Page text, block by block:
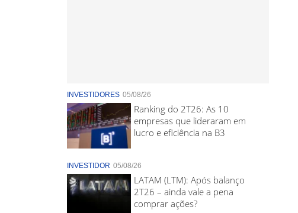
INVESTIDORES 05/08/26
Ranking do 2T26: As 10
empresas que lideraram em
lucro e eficiência na B3
INVESTIDOR 05/08/26
LATAM (LTM): Após balanço
2T26 – ainda vale a pena
comprar ações?